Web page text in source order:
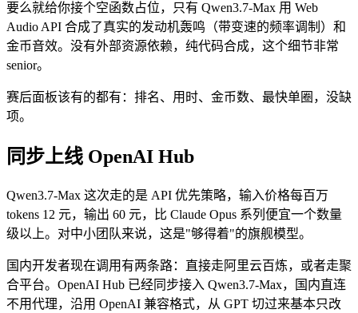
要么就给你接个空函数占位，只有 Qwen3.7-Max 用 Web
Audio API 合成了真实的发动机轰鸣（带变速的频率调制）和
金币音效。没有外部资源依赖，纯代码合成，这个细节非常
senior。
赛后面板该有的都有：排名、用时、金币数、最快单圈，没缺
项。
同步上线 OpenAI Hub
Qwen3.7-Max 这次走的是 API 优先策略，输入价格每百万
tokens 12 元，输出 60 元，比 Claude Opus 系列便宜一个数量
级以上。对中小团队来说，这是"够得着"的旗舰模型。
国内开发者现在调用有两条路：直接走阿里云百炼，或者走聚
合平台。OpenAI Hub 已经同步接入 Qwen3.7-Max，国内直连
不用代理，沿用 OpenAI 兼容格式，从 GPT 切过来基本只改